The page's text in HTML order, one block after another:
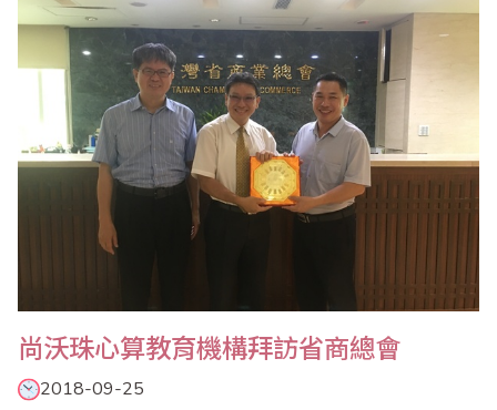
每年一次輪流互訪，至今已舉辦25屆，透過互訪觀摩兩岸珠算教育
發展情況，獲益良多..
尚沃珠心算教育機構拜訪省商總會
2018-09-25